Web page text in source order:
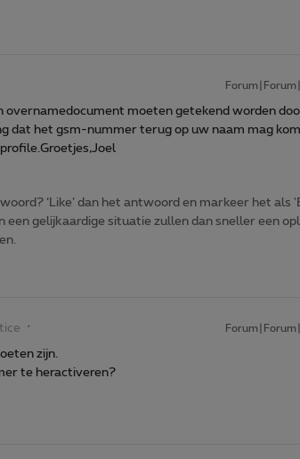
overnamedocument moeten getekend worden
dat het gsm-nummer terug op uw naam mag
‘Like’ dan het antwoord en markeer het als
een gelijkaardige situatie zullen dan sneller een
zijn.
te heractiveren?